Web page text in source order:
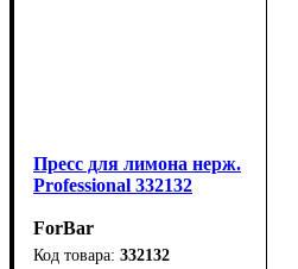
Пресс для лимона нерж.
Professional 332132
ForBar
332132